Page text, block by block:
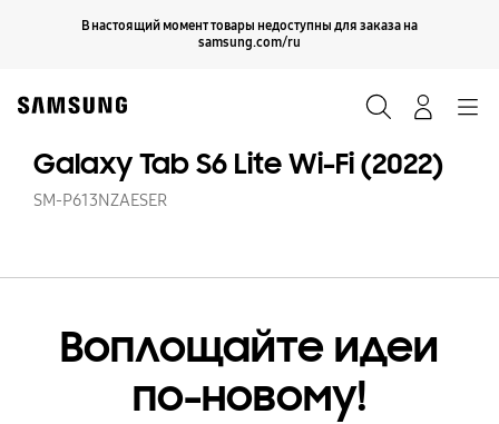
В настоящий момент товары недоступны для заказа на
samsung.com/ru
Продолжить
Galaxy Tab S6 Lite Wi-Fi (2022)
SM-P613NZAESER
Воплощайте идеи
по-новому!